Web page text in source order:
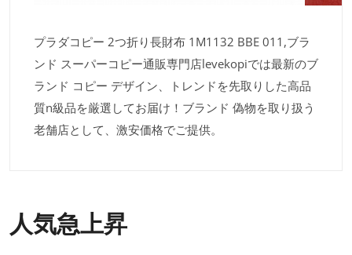
プラダコピー 2つ折り長財布 1M1132 BBE 011,ブラ
ンド スーパーコピー通販専門店levekopiでは最新のブ
ランド コピー デザイン、トレンドを先取りした高品
質n級品を厳選してお届け！ブランド 偽物を取り扱う
老舗店として、激安価格でご提供。
人気急上昇